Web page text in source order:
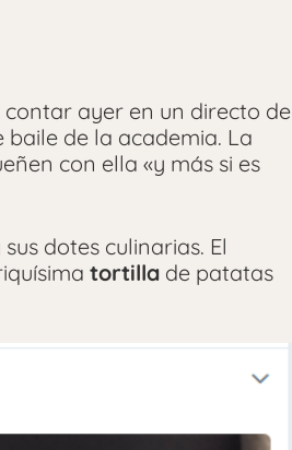
ayer en un directo de
baile de la academia. La
con ella «y más si es
sus dotes culinarias. El
tortilla de patatas